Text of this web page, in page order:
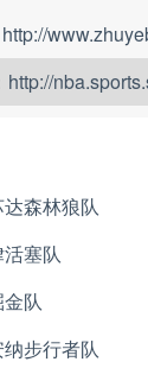
http://
http://
森林狼队
塞队
队
步行者队